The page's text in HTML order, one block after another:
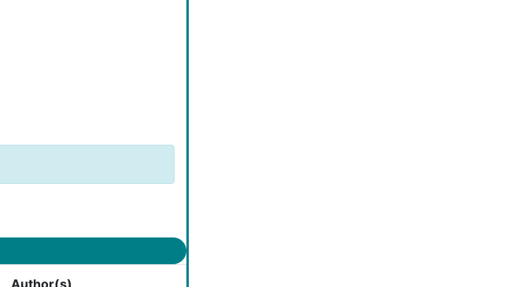
Author(s)